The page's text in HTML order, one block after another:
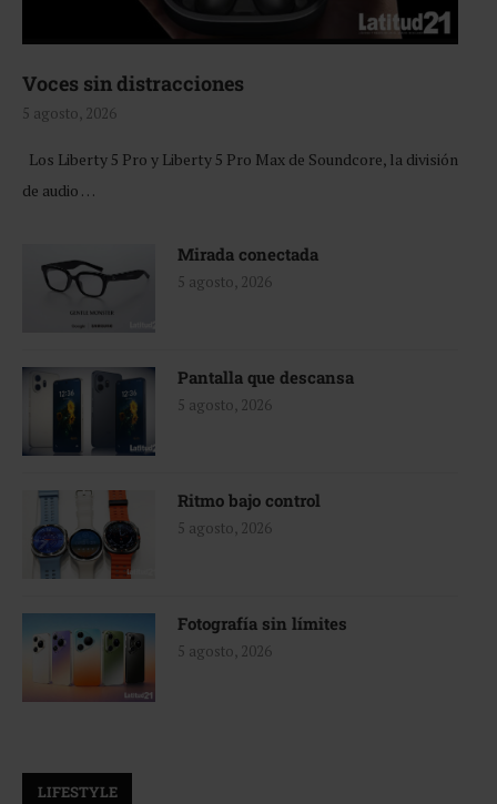
Voces sin distracciones
5 agosto, 2026
Los Liberty 5 Pro y Liberty 5 Pro Max de Soundcore, la división
de audio …
Mirada conectada
5 agosto, 2026
Pantalla que descansa
5 agosto, 2026
Ritmo bajo control
5 agosto, 2026
Fotografía sin límites
5 agosto, 2026
LIFESTYLE